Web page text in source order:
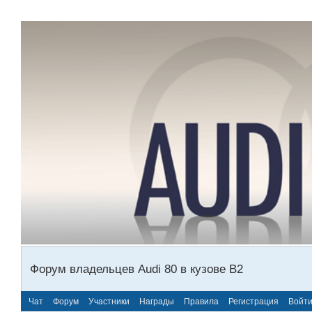
Форум владельцев Audi 80 в кузове В2
Чат Форум Участники Награды Правила Регистрация Войти